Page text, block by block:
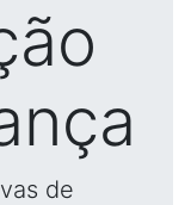
de